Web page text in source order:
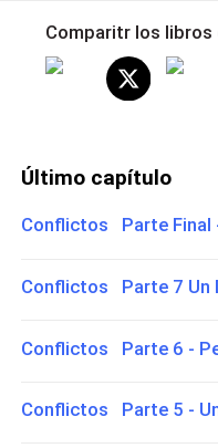
Comparitr los libros
Último capítulo
Conflictos Parte Final
Conflictos Parte 7 Un
Conflictos Parte 6 -
Conflictos Parte 5 -